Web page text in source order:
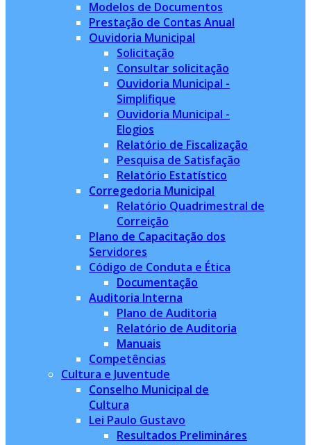
Modelos de Documentos
Prestação de Contas Anual
Ouvidoria Municipal
Solicitação
Consultar solicitação
Ouvidoria Municipal -
Simplifique
Ouvidoria Municipal -
Elogios
Relatório de Fiscalização
Pesquisa de Satisfação
Relatório Estatístico
Corregedoria Municipal
Relatório Quadrimestral de
Correição
Plano de Capacitação dos
Servidores
Código de Conduta e Ética
Documentação
Auditoria Interna
Plano de Auditoria
Relatório de Auditoria
Manuais
Competências
Cultura e Juventude
Conselho Municipal de
Cultura
Lei Paulo Gustavo
Resultados Prelimináres